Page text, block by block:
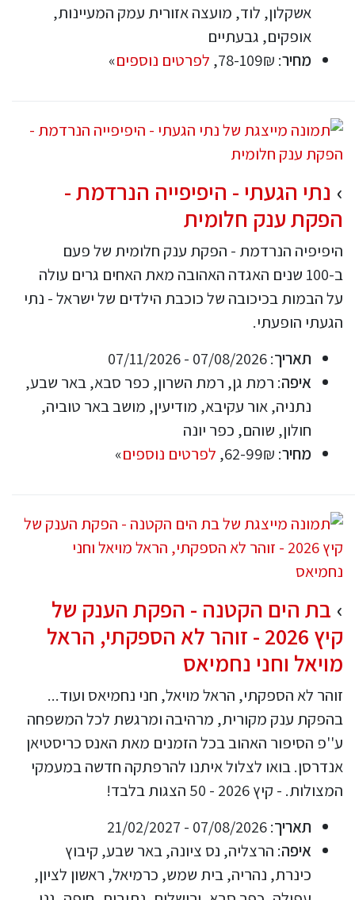
אשקלון, לוד, מועצה אזורית עמק המעיינות,
אופקים, גבעתיים
מחיר: 78-109₪, לפרטים נוספים»
נתי הגעתי - היפיפייה הנרדמת -
הפקת ענק חלומית
היפיפיה הנרדמת - הפקת ענק חלומית של פעם
ב-100 שנים האגדה האהובה מאת האחים גרים עולה
על הבמות בכיכובה של כוכבת הילדים של ישראל - נתי
הגעתי הופעתי.
תאריך: 07/08/2026 - 07/11/2026
איפה: רמת גן, רמת השרון, כפר סבא, באר שבע,
נתניה, אור עקיבא, מודיעין, מושב באר טוביה,
חולון, שוהם, כפר יונה
מחיר: 62-99₪, לפרטים נוספים»
בת הים הקטנה - הפקת הענק של
קיץ 2026 - זוהר לא הספקתי, הראל
מויאל וחני נחמיאס
זוהר לא הספקתי, הראל מויאל, חני נחמיאס ועוד...
בהפקת ענק מקורית, מרהיבה ומרגשת לכל המשפחה
ע''פ הסיפור האהוב בכל הזמנים מאת האנס כריסטיאן
אנדרסן. בואו לצלול איתנו להרפתקה חדשה במעמקי
המצולות. - קיץ 2026 - 50 הצגות בלבד!
תאריך: 07/08/2026 - 21/02/2027
איפה: הרצליה, נס ציונה, באר שבע, קיבוץ
כינרת, נהריה, בית שמש, כרמיאל, ראשון לציון,